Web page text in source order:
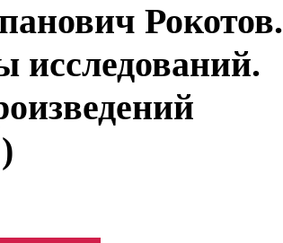
Рокотов.
исследований.